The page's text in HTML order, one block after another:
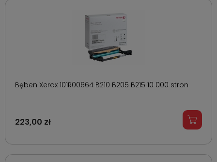
Bęben Xerox 101R00664 B210 B205 B215 10 000 stron
223,00 zł